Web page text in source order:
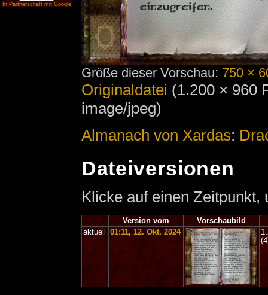
In Partnerschaft mit Google
Größe dieser Vorschau: 750 ×
Originaldatei (1.200 × 960
image/jpeg)
Almanach von Xardas:
Dateiversionen
Klicke auf einen
Version vom
Vorschaubild
aktuell
01:11, 12. Okt. 2024